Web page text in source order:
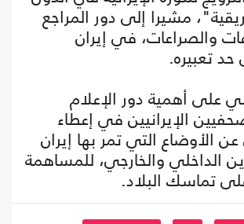
مشيرا إلى دور المراجع
والصراعات، في إيران
حد تعبيره.
على أهمية دور الإعلام
الإيرانيين في إعطاء
الأوضاع التي تمر بها إيران
الداخلي والخارجي، للمساهمة
تماسك البلاد.